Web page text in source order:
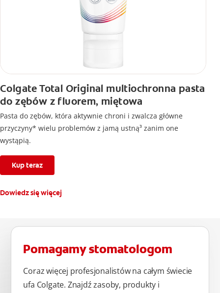
Colgate Total Original multiochronna pasta
do zębów z fluorem, miętowa
Pasta do zębów, która aktywnie chroni i zwalcza główne
przyczyny* wielu problemów z jamą ustną³ zanim one
wystąpią.
Kup teraz
Dowiedz się więcej
Pomagamy stomatologom
Coraz więcej profesjonalistów na całym świecie
ufa Colgate. Znajdź zasoby, produkty i